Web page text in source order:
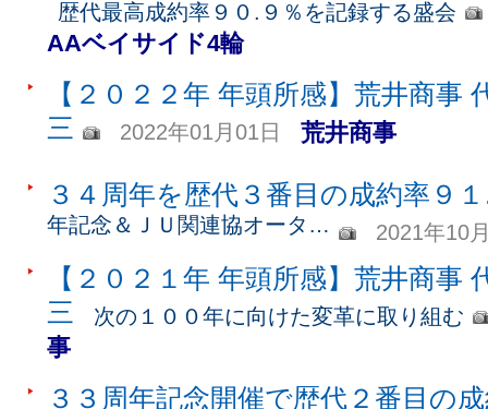
歴代最高成約率９０.９％を記録する盛会
AAベイサイド4輪
【２０２２年 年頭所感】荒井商事
三 2022年01月01日 荒井商事
３４周年を歴代３番目の成約率９
年記念＆ＪＵ関連協オータ… 2021年10
【２０２１年 年頭所感】荒井商事
三 次の１００年に向けた変革に取り組む
事
３３周年記念開催で歴代２番目の